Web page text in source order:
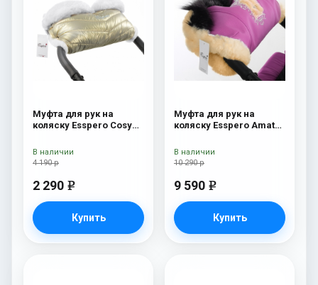
Муфта для рук на
коляску Esspero Cosy
4 190 р
2 290 e
Купить
В наличии
Муфта для рук на
коляску Esspero Amato
10 290 р
9 590 e
Купить
В наличии